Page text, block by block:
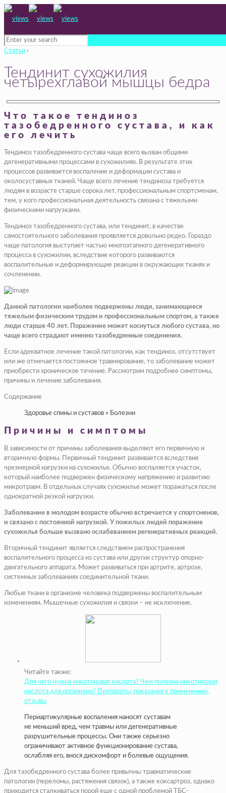
Статьи ›
Тендинит сухожилия
четырехглавой мышцы бедра
Что такое тендиноз
тазобедренного сустава, и как
его лечить
Тендиноз тазобедренного сустава чаще всего вызван общими
дегенеративными процессами в сухожилиях. В результате этих
процессов развивается воспаление и деформации сустава и
околосуставных тканей. Чаще всего лечение тендиноза требуется
людям в возрасте старше сорока лет, профессиональным спортсменам,
тем, у кого профессиональная деятельность связана с тяжелыми
физическими нагрузками.
Тендиноз тазобедренного сустава, или тендинит, в качестве
самостоятельного заболевания проявляется довольно редко. Гораздо
чаще патология выступает частью многоэтапного дегенеративного
процесса в сухожилии, вследствие которого развиваются
воспалительные и деформирующие реакции в окружающих тканях и
сочленении.
Данной патологии наиболее подвержены люди, занимающиеся
тяжелым физическим трудом и профессиональным спортом, а также
люди старше 40 лет. Поражение может коснуться любого сустава, но
чаще всего страдают именно тазобедренные соединения.
Если адекватное лечение такой патологии, как тендиноз, отсутствует
или же отмечается постоянное травмирование, то заболевание может
приобрести хроническое течение. Рассмотрим подробнее симптомы,
причины и лечение заболевания.
Содержание
Здоровье спины и суставов » Болезни
Причины и симптомы
В зависимости от причины заболевания выделяют его первичную и
вторичную формы. Первичный тендинит развивается вследствие
чрезмерной нагрузки на сухожилье. Обычно воспаляется участок,
который наиболее подвержен физическому напряжению и развитию
микротравм. В отдельных случаях сухожилье может поражаться после
однократной резкой нагрузки.
Заболевание в молодом возрасте обычно встречается у спортсменов,
и связано с постоянной нагрузкой. У пожилых людей поражение
сухожилья больше вызвано ослабеванием регенеративных реакций.
Вторичный тендинит является следствием распространения
воспалительного процесса из сустава или других структур опорно-
двигательного аппарата. Может развиваться при артрите, артрозе,
системных заболеваниях соединительной ткани.
Любые ткани в организме человека подвержены воспалительным
изменениям. Мышечные сухожилия и связки – не исключение.
Читайте также:
Для чего нужна никотиновая кислота? Чем полезна никотиновая
кислота для организма? Препараты, показания к применению,
отзывы
Периартикулярные воспаления наносят суставам
не меньший вред, чем травмы или дегенеративные
разрушительные процессы. Они также серьезно
ограничивают активное функционирование сустава,
ослабляя его, внося дискомфорт и болевые ощущения.
Для тазобедренного сустава более привычны травматические
патологии (переломы, растяжения связок), а также коксартроз, однако
приходится сталкиваться порой еще с одной проблемой ТБС-